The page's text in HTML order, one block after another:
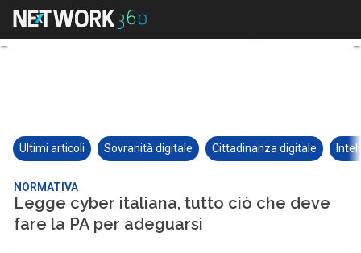
Ultimi articoli Sovranità digitale Cittadinanza digitale
NORMATIVA
Legge cyber italiana, tutto ciò che deve
fare la PA per adeguarsi